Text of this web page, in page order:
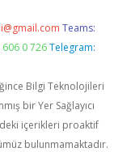
Teams:
0 726 Telegram:
Bilgi Teknolojileri
bir Yer Sağlayıcı
içerikleri proaktif
bulunmamaktadır.